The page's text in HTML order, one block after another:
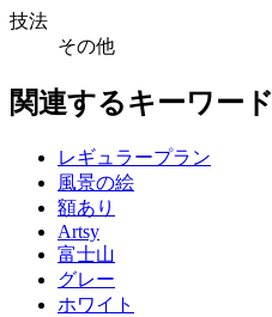
技法
その他
関連するキーワード
レギュラープラン
風景の絵
額あり
Artsy
富士山
グレー
ホワイト